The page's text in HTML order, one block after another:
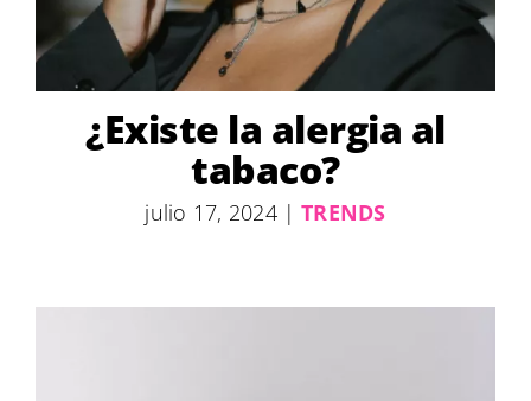
¿Existe la alergia al
tabaco?
julio 17, 2024 | TRENDS